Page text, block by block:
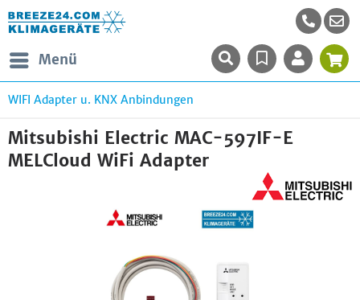
Menü
WIFI Adapter u. KNX Anbindungen
Mitsubishi Electric MAC-597IF-E
MELCloud WiFi Adapter